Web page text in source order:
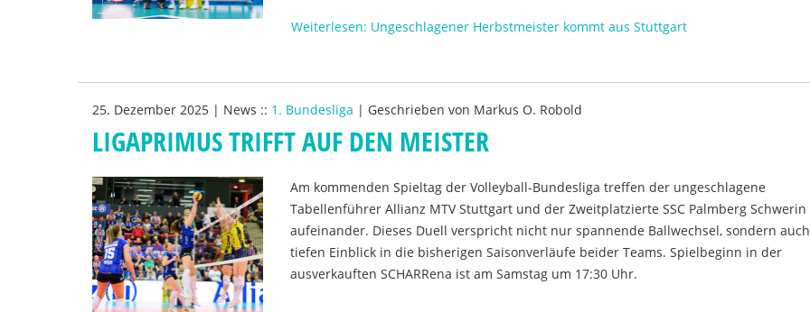
Weiterlesen: Ungeschlagener Herbstmeister kommt aus Stuttgart
25. Dezember 2025 | News :: 1. Bundesliga | Geschrieben von Markus O. Robold
LIGAPRIMUS TRIFFT AUF DEN MEISTER
Am kommenden Spieltag der Volleyball-Bundesliga treffen der ungeschlagene
Tabellenführer Allianz MTV Stuttgart und der Zweitplatzierte SSC Palmberg Schwerin
aufeinander. Dieses Duell verspricht nicht nur spannende Ballwechsel, sondern
tiefen Einblick in die bisherigen Saisonverläufe beider Teams. Spielbeginn in der
ausverkauften SCHARRena ist am Samstag um 17:30 Uhr.